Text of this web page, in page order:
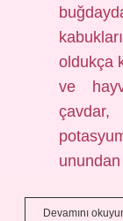
oldukça
ve
Devamını